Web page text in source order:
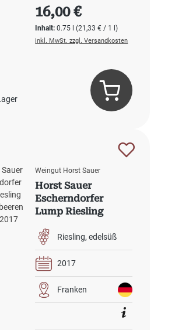
Inhalt:0.75 l(21,33 € / 1 l)
Regulärer Preis:
16,00 €
inkl. MwSt. zzgl. Versandkosten
Weingut Horst Sauer
Horst Sauer
Escherndorfer
Lump Riesling
ese 2017
Riesling edelsüß
2017
Franken